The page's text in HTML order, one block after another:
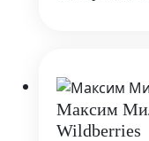
Максим
Wildberries